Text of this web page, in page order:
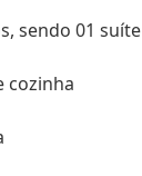
sendo 01 suíte
cozinha